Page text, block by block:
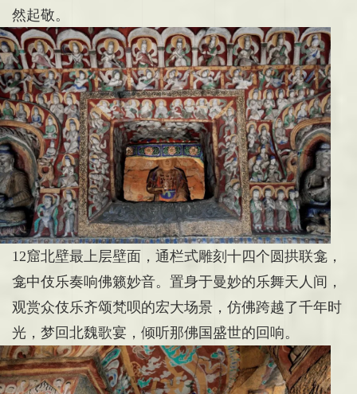
然起敬。
12窟北壁最上层壁面，通栏式雕刻十四个圆拱联龛，
龛中伎乐奏响佛籁妙音。置身于曼妙的乐舞天人间，
观赏众伎乐齐颂梵呗的宏大场景，仿佛跨越了千年时
光，梦回北魏歌宴，倾听那佛国盛世的回响。